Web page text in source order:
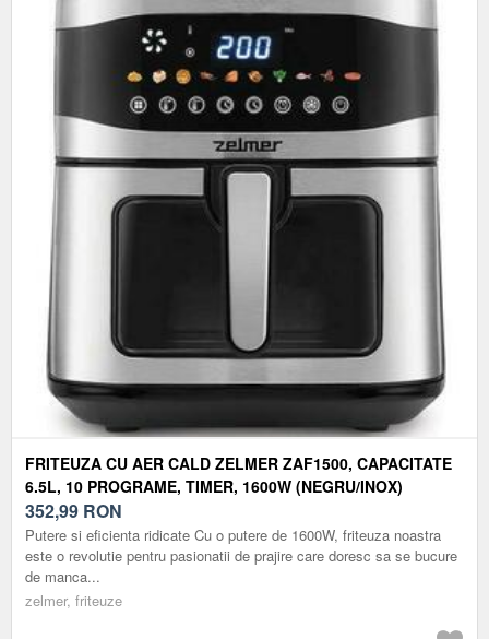
FRITEUZA CU AER CALD ZELMER ZAF1500, CAPACITATE
6.5L, 10 PROGRAME, TIMER, 1600W (NEGRU/INOX)
352,99 RON
Putere si eficienta ridicate Cu o putere de 1600W, friteuza noastra
este o revolutie pentru pasionatii de prajire care doresc sa se bucure
de manca...
zelmer, friteuze